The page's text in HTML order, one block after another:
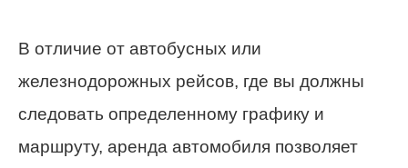
В отличие от автобусных или
железнодорожных рейсов, где вы должны
следовать определенному графику и
маршруту, аренда автомобиля позволяет